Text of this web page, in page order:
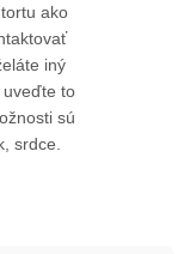
ako
iný
uveďte to
sú
srdce.